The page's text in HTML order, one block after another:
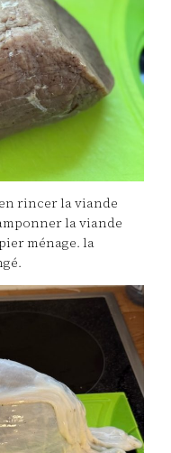
rincer la viande
la viande
ménage. la